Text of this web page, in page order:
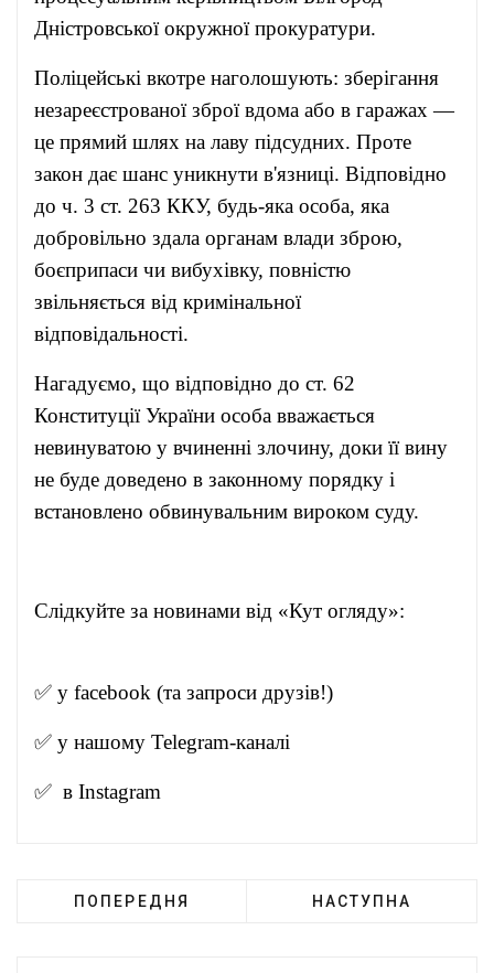
Дністровської окружної прокуратури.
Поліцейські вкотре наголошують: зберігання
незареєстрованої зброї вдома або в гаражах —
це прямий шлях на лаву підсудних. Проте
закон дає шанс уникнути в'язниці. Відповідно
до ч. 3 ст. 263 ККУ, будь-яка особа, яка
добровільно здала органам влади зброю,
боєприпаси чи вибухівку, повністю
звільняється від кримінальної
відповідальності.
Нагадуємо, що відповідно до ст. 62
Конституції України особа вважається
невинуватою у вчиненні злочину, доки її вину
не буде доведено в законному порядку і
встановлено обвинувальним вироком суду.
Слідкуйте за новинами від «Кут огляду»:
✅ у facebook (та запроси друзів!)
✅ у нашому Telegram-каналі
✅ в Instagram
ПОПЕРЕДНЯ НАСТУПНА